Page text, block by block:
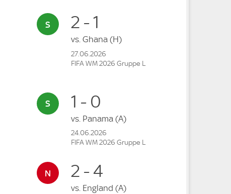
2 - 1
vs. Ghana (H)
27.06.2026
FIFA WM 2026 Gruppe L
1 - 0
vs. Panama (A)
24.06.2026
FIFA WM 2026 Gruppe L
2 - 4
vs. England (A)